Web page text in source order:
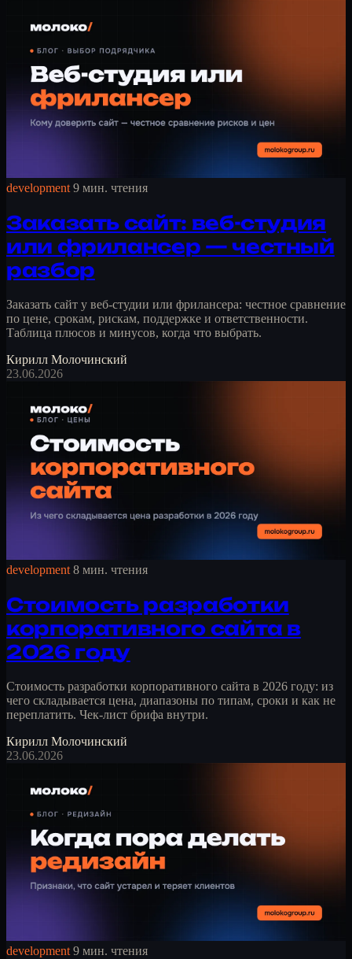
development 9 мин. чтения
Заказать сайт: веб-студия
или фрилансер — честный
разбор
Заказать сайт у веб-студии или фрилансера: честное сравнение
по цене, срокам, рискам, поддержке и ответственности.
Таблица плюсов и минусов, когда что выбрать.
Кирилл Молочинский
23.06.2026
development 8 мин. чтения
Стоимость разработки
корпоративного сайта в
2026 году
Стоимость разработки корпоративного сайта в 2026 году: из
чего складывается цена, диапазоны по типам, сроки и как не
переплатить. Чек-лист брифа внутри.
Кирилл Молочинский
23.06.2026
development 9 мин. чтения